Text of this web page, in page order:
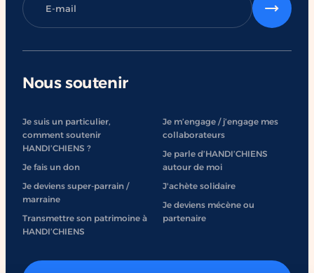
Nous soutenir
Je suis un particulier,
comment soutenir
HANDI’CHIENS ?
Je fais un don
Je deviens super-parrain /
marraine
Transmettre son patrimoine à
HANDI’CHIENS
Je m’engage / j’engage mes
collaborateurs
Je parle d’HANDI’CHIENS
autour de moi
J'achète solidaire
Je deviens mécène ou
partenaire